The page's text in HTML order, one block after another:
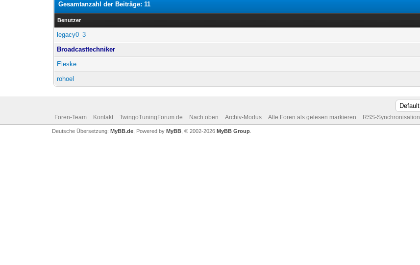
Gesamtanzahl der Beiträge: 11
Benutzer
legacy0_3
Broadcasttechniker
Eleske
rohoel
Foren-Team Kontakt TwingoTuningForum.de Nach oben Archiv-Modus Alle Foren als gelesen markieren RSS-Synchronisation
Deutsche Übersetzung: MyBB.de, Powered by MyBB, © 2002-2026 MyBB Group.